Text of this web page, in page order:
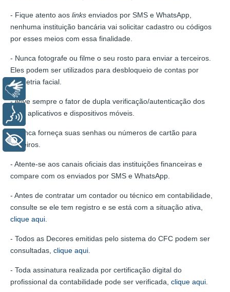
- Fique atento aos links enviados por SMS e WhatsApp,
nenhuma instituição bancária vai solicitar cadastro ou códigos
por esses meios com essa finalidade.
- Nunca fotografe ou filme o seu rosto para enviar a terceiros.
Eles podem ser utilizados para desbloqueio de contas por
biometria facial.
- Ative sempre o fator de dupla verificação/autenticação dos
seus aplicativos e dispositivos móveis.
- Nunca forneça suas senhas ou números de cartão para
terceiros.
- Atente-se aos canais oficiais das instituições financeiras e
compare com os enviados por SMS e WhatsApp.
- Antes de contratar um contador ou técnico em contabilidade,
consulte se ele tem registro e se está com a situação ativa,
clique aqui
- Todos as Decores emitidas pelo sistema do CFC podem ser
consultadas, clique aqui
- Toda assinatura realizada por certificação digital do
profissional da contabilidade pode ser verificada, clique aqui
Voz
+ Acessibilidade